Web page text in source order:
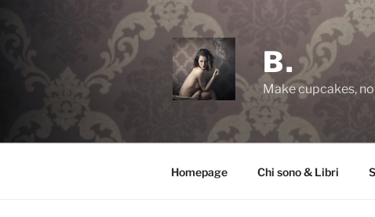
B.
Make cupcakes,
Homepage Chi sono & Libri